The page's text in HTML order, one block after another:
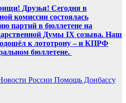
Друзья! Сегодня в
комиссии состоялась
партий в бюллетене на
Думы IX созыва. Наш
к лототрону – и КПРФ
бюллетене.
России Помощь Донбассу